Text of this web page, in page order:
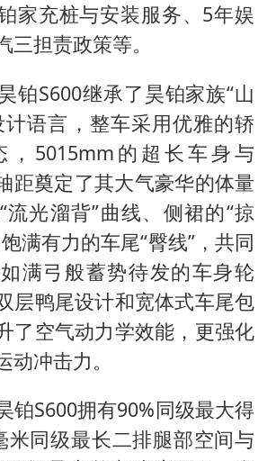
家充桩与安装服务、5年娱
三担责政策等。
铂S600继承了昊铂家族“山
计语言，整车采用优雅的轿
，5015mm的超长车身与
距奠定了其大气豪华的体量
流光溜背”曲线、侧裙的“掠
满有力的车尾“臀线”，共同
满弓般蓄势待发的车身轮
层鸭尾设计和宽体式车尾包
了空气动力学效能，更强化
动冲击力。
铂S600拥有90%同级最大得
米同级最长二排腿部空间与